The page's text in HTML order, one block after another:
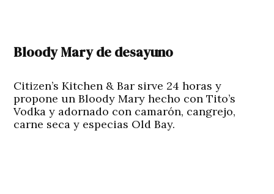
Bloody Mary de desayuno
Citizen’s Kitchen & Bar sirve 24 horas y
propone un Bloody Mary hecho con Tito’s
Vodka y adornado con camarón, cangrejo,
carne seca y especias Old Bay.